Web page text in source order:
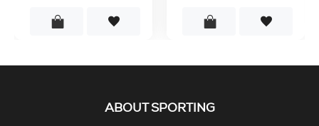
ABOUT SPORTING